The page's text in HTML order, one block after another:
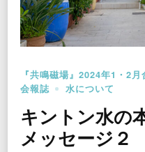
『共鳴磁場』2024年1・2月
会報誌
水について
キントン水の
メッセージ２